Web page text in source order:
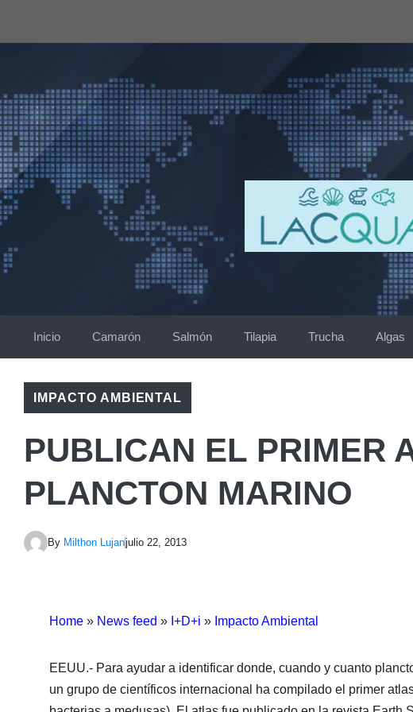
Inicio Camarón Salmón Tilapia Trucha Algas
IMPACTO AMBIENTAL
PUBLICAN EL PRIMER
PLANCTON MARINO
By Milthon Lujanjulio 22, 2013
Home » News feed » I+D+i » Impacto Ambiental
EEUU.- Para ayudar a identificar donde, cuando y cuanto
un grupo de científicos internacional ha compilado el primer